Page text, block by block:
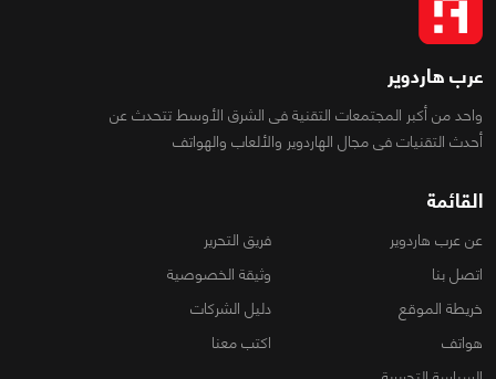
عرب هاردوير
واحد من أكبر المجتمعات التقنية فى الشرق الأوسط تتحدث عن
أحدث التقنيات فى مجال الهاردوير والألعاب والهواتف
القائمة
عن عرب هاردوير
فريق التحرير
اتصل بنا
وثيقة الخصوصية
خريطة الموقع
دليل الشركات
هواتف
اكتب معنا